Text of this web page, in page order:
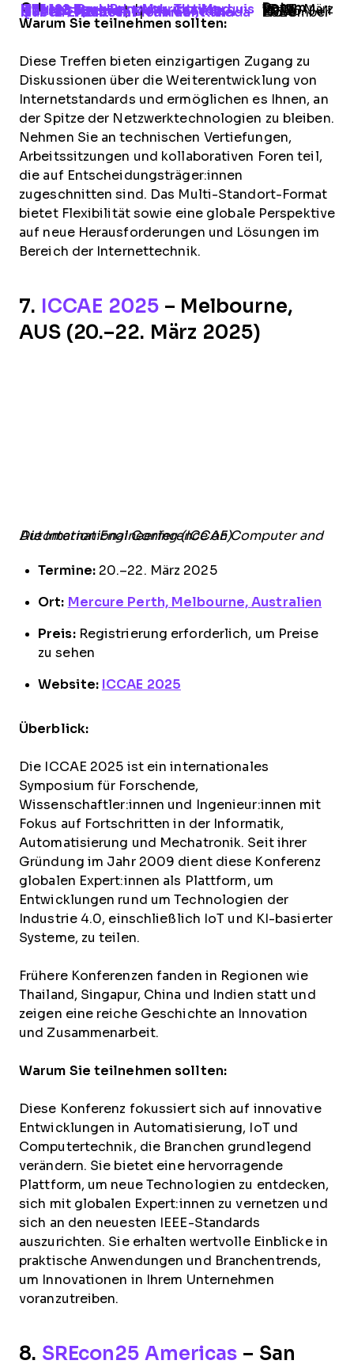
Ort Datum
IETF 122 Bangkok|
Marriott Marquis Queen's Park Bangkok, Thailand 15.-21. März 2025
IETF 123 Madrid|
Melia Castilla Madrid, Spanien 19.-25. Juli 2025
IETF 124 Montreal |
Fairmont The Queen Elizabeth Montreal, Kanada
1.-7. November 2025
Warum Sie teilnehmen sollten:
Diese Treffen bieten einzigartigen Zugang zu
Diskussionen über die Weiterentwicklung von
Internetstandards und ermöglichen es Ihnen, an
der Spitze der Netzwerktechnologien zu bleiben.
Nehmen Sie an technischen Vertiefungen,
Arbeitssitzungen und kollaborativen Foren teil,
die auf Entscheidungsträger:innen
zugeschnitten sind. Das Multi-Standort-Format
bietet Flexibilität sowie eine globale Perspektive
auf neue Herausforderungen und Lösungen im
Bereich der Internettechnik.
7. ICCAE 2025– Melbourne,
AUS (20.–22. März 2025)
Die International Conference on Computer and Automation Engineering (ICCAE)
Termine:20.–22. März 2025
Ort: Mercure Perth, Melbourne, Australien
Preis:Registrierung erforderlich, um Preise
zu sehen
Website: ICCAE 2025
Überblick:
Die ICCAE 2025 ist ein internationales
Symposium für Forschende,
Wissenschaftler:innen und Ingenieur:innen mit
Fokus auf Fortschritten in der Informatik,
Automatisierung und Mechatronik. Seit ihrer
Gründung im Jahr 2009 dient diese Konferenz
globalen Expert:innen als Plattform, um
Entwicklungen rund um Technologien der
Industrie 4.0, einschließlich IoT und KI-basierter
Systeme, zu teilen.
Frühere Konferenzen fanden in Regionen wie
Thailand, Singapur, China und Indien statt und
zeigen eine reiche Geschichte an Innovation
und Zusammenarbeit.
Warum Sie teilnehmen sollten:
Diese Konferenz fokussiert sich auf innovative
Entwicklungen in Automatisierung, IoT und
Computertechnik, die Branchen grundlegend
verändern. Sie bietet eine hervorragende
Plattform, um neue Technologien zu entdecken,
sich mit globalen Expert:innen zu vernetzen und
sich an den neuesten IEEE-Standards
auszurichten. Sie erhalten wertvolle Einblicke in
praktische Anwendungen und Branchentrends,
um Innovationen in Ihrem Unternehmen
voranzutreiben.
8. SREcon25 Americas – San